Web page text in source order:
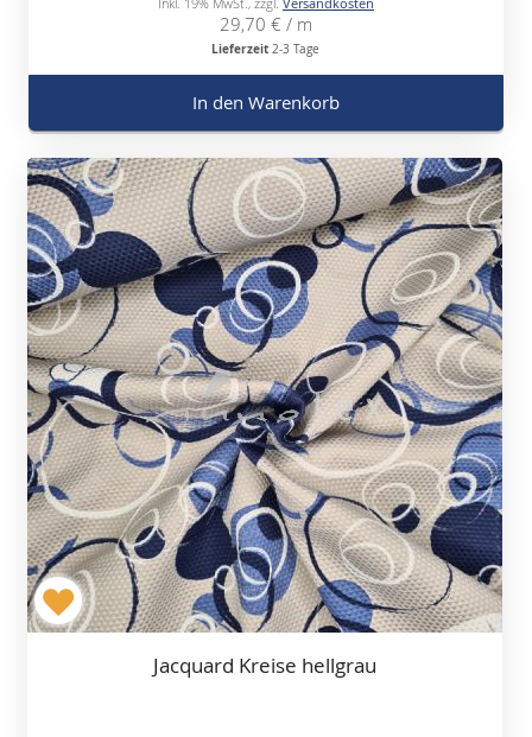
29,70 € / m
Lieferzeit 2-3 Tage
In den Warenkorb
Jacquard Kreise hellgrau